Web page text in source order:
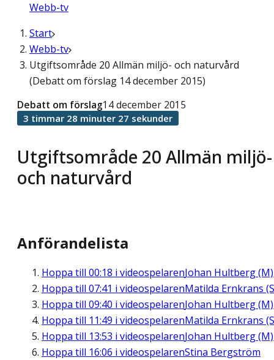
Webb-tv
Start
Webb-tv
Utgiftsområde 20 Allmän miljö- och naturvård
(Debatt om förslag 14 december 2015)
Utgiftsområde 20 Allmän miljö-
och naturvård
Debatt om förslag14 december 2015
3 timmar 28 minuter 27 sekunder
Anförandelista
Hoppa till 00:18 i videospelarenJohan Hultberg (M)
Hoppa till 07:41 i videospelarenMatilda Ernkrans
Hoppa till 09:40 i videospelarenJohan Hultberg (M)
Hoppa till 11:49 i videospelarenMatilda Ernkrans
Hoppa till 13:53 i videospelarenJohan Hultberg (M)
Hoppa till 16:06 i videospelarenStina Bergström